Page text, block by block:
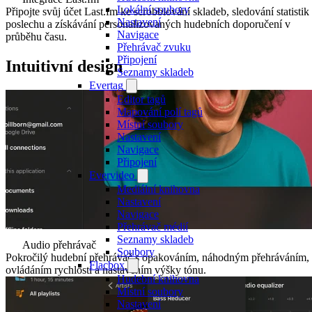
Lokální soubory
Nastavení
Navigace
Přehrávač zvuku
Připojení
Seznamy skladeb
Evertag
Editor tagů
Mapování polí tagů
Místní soubory
Nastavení
Navigace
Připojení
Evervideo
Mediální knihovna
Nastavení
Navigace
Přehrávač médií
Seznamy skladeb
Soubory
Flacbox
Hudební knihovna
Místní soubory
Nastavení
Připojte svůj účet Last.fm ke scrobblování skladeb, sledování statistik
poslechu a získávání personalizovaných hudebních doporučení v
průběhu času.
Intuitivní design
Audio přehrávač
Pokročilý hudební přehrávač s opakováním, náhodným přehráváním,
ovládáním rychlosti a nastavením výšky tónu.